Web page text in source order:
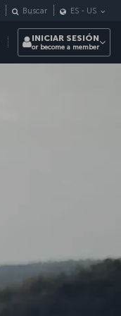
Buscar ES - US
INICIAR SESIÓN
or become a member